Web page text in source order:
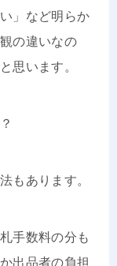
」など明らか
の違いなの
思います。
もあります。
手数料の分も
出品者の負担